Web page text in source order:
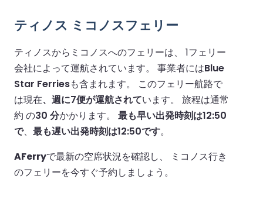
ティノス ミコノスフェリー
ティノスからミコノスへのフェリーは、 1フェリー
会社によって運航されています。 事業者にはBlue
Star Ferriesも含まれます。 このフェリー航路で
は現在、週に7便が運航されています。 旅程は通常
約 の30 分かかります。 最も早い出発時刻は12:50
で、 最も遅い出発時刻は12:50です。
AFerryで最新の空席状況を確認し、 ミコノス行き
のフェリーを今すぐ予約しましょう。